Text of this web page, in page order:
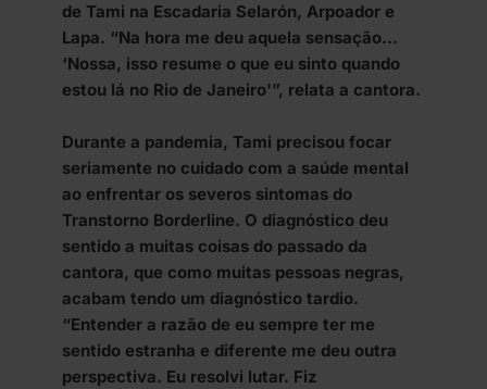
de Tami na Escadaria Selarón, Arpoador e
Lapa. “Na hora me deu aquela sensação…
‘Nossa, isso resume o que eu sinto quando
estou lá no Rio de Janeiro'”, relata a cantora.
Durante a pandemia, Tami precisou focar
seriamente no cuidado com a saúde mental
ao enfrentar os severos sintomas do
Transtorno Borderline. O diagnóstico deu
sentido a muitas coisas do passado da
cantora, que como muitas pessoas negras,
acabam tendo um diagnóstico tardio.
“Entender a razão de eu sempre ter me
sentido estranha e diferente me deu outra
perspectiva. Eu resolvi lutar. Fiz